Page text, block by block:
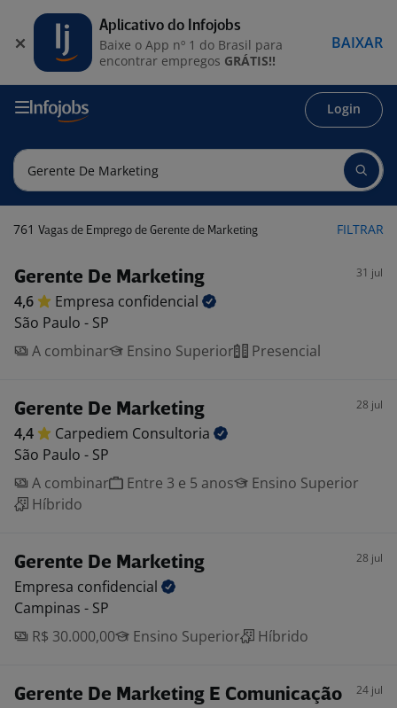
Login
761 Vagas de Emprego de Gerente de Marketing FILTRAR
Gerente De Marketing 31 jul
4,6 Empresa confidencial
São Paulo - SP
A combinar
Ensino Superior Presencial
Gerente De Marketing 28 jul
4,4 Carpediem Consultoria
São Paulo - SP
A combinar
Entre 3 e 5 anos
Ensino Superior
Híbrido
Gerente De Marketing 28 jul
Empresa confidencial
Campinas - SP
R$ 30.000,00
Ensino Superior Híbrido
Gerente De Marketing E Comunicação 24 jul
Aplicativo do Infojobs
Baixe o App nº 1 do Brasil para
encontrar empregos GRÁTIS!!
BAIXAR